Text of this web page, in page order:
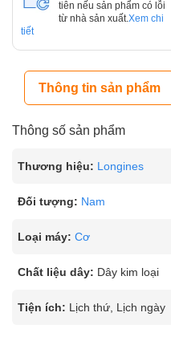
tiên nếu sản phẩm có lỗi
từ nhà sản xuất. Xem chi
tiết
Thông tin sản phẩm
Thông số sản phẩm
Thương hiệu: Longines
Đối tượng: Nam
Loại máy: Cơ
Chất liệu dây: Dây kim loại
Tiện ích: Lịch thứ, Lịch ngày